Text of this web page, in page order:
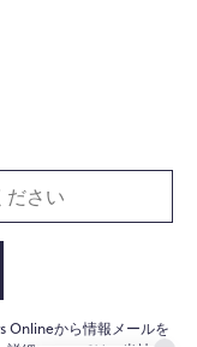
Onlineから情報メールを